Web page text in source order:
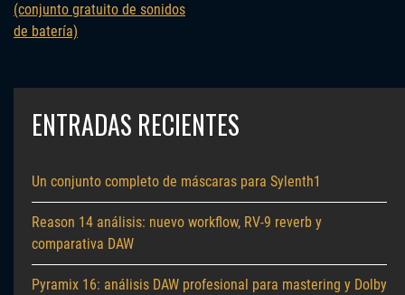
(conjunto gratuito de sonidos
de batería)
ENTRADAS RECIENTES
Un conjunto completo de máscaras para Sylenth1
Reason 14 análisis: nuevo workflow, RV-9 reverb y
comparativa DAW
Pyramix 16: análisis DAW profesional para mastering y Dolby